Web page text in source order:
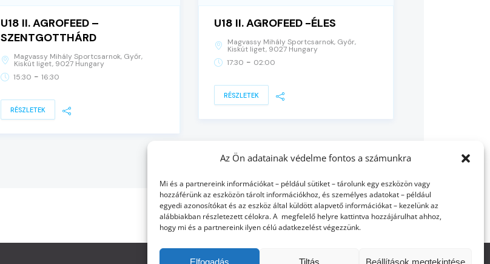
Az Ön adatainak védelme fontos a számunkra
Mi és a partnereink információkat – például sütiket – tárolunk egy eszközön vagy
hozzáférünk az eszközön tárolt információkhoz, és személyes adatokat – például
egyedi azonosítókat és az eszköz által küldött alapvető információkat – kezelünk az
alábbiakban részletezett célokra. A megfelelő helyre kattintva hozzájárulhat ahhoz,
hogy mi és a partnereink ilyen célú adatkezelést végezzünk.
Elfogadás Tiltás Beállítások megtekintése
U18 II. AGROFEED –
SZENTGOTTHÁRD
Magvassy Mihály Sportcsarnok, Győr,
Kiskút liget, 9027 Hungary
15:30 - 16:30
RÉSZLETEK
U18 II. AGROFEED -ÉLES
Magvassy Mihály Sportcsarnok, Győr,
Kiskút liget, 9027 Hungary
17:30 - 02:00
RÉSZLETEK